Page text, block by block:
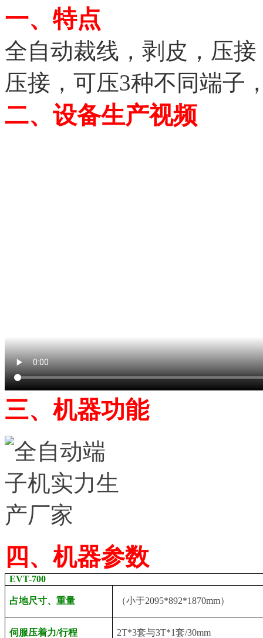
一、特点
全自动裁线，剥皮，压
压接，可压3种不同端子
二、设备生产视频
三、机器功能
四 、机器参数
EVT-700
占地尺寸、重量 （小于2095*892*1870mm）
伺服压着力/行程 2T*3套与3T*1套/30mm